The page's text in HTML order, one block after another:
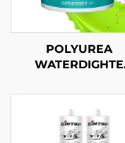
POLYUREA
WATERDIGHTE